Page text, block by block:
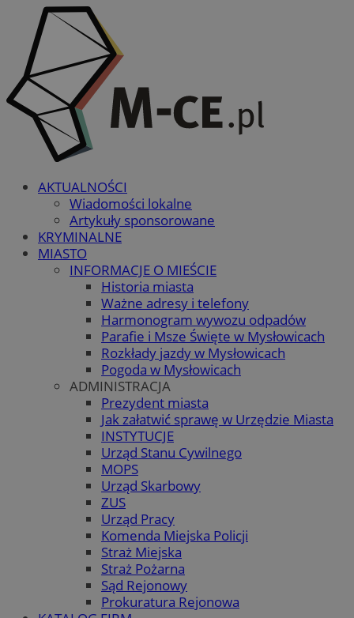
AKTUALNOŚCI
Wiadomości lokalne
Artykuły sponsorowane
KRYMINALNE
MIASTO
INFORMACJE O MIEŚCIE
Historia miasta
Ważne adresy i telefony
Harmonogram wywozu odpadów
Parafie i Msze Święte w Mysłowicach
Rozkłady jazdy w Mysłowicach
Pogoda w Mysłowicach
ADMINISTRACJA
Prezydent miasta
Jak załatwić sprawę w Urzędzie Miasta
INSTYTUCJE
Urząd Stanu Cywilnego
MOPS
Urząd Skarbowy
ZUS
Urząd Pracy
Komenda Miejska Policji
Straż Miejska
Straż Pożarna
Sąd Rejonowy
Prokuratura Rejonowa